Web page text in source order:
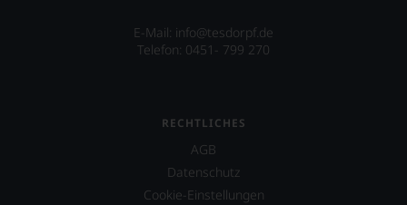
E-Mail: info@tesdorpf.de
Telefon: 0451- 799 270
RECHTLICHES
AGB
Datenschutz
Cookie-Einstellungen